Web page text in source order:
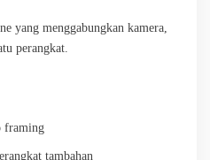
yang menggabungkan kamera,
perangkat.
framing
tambahan